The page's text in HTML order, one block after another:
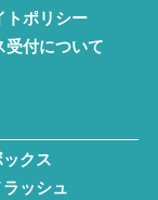
トポリシー
受付について
クス
ッシュ